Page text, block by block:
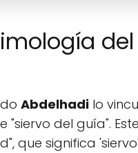
Abdelhadi lo
"siervo del guía".
que significa